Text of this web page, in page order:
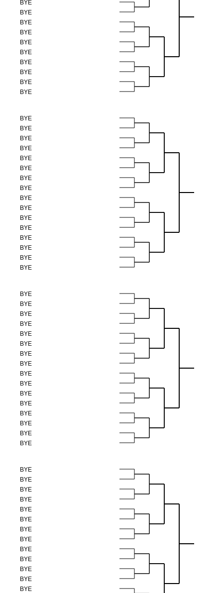
BYE
BYE
BYE
BYE
BYE
BYE
BYE
BYE
BYE
BYE
BYE
BYE
BYE
BYE
BYE
BYE
BYE
BYE
BYE
BYE
BYE
BYE
BYE
BYE
BYE
BYE
BYE
BYE
BYE
BYE
BYE
BYE
BYE
BYE
BYE
BYE
BYE
BYE
BYE
BYE
BYE
BYE
BYE
BYE
BYE
BYE
BYE
BYE
BYE
BYE
BYE
BYE
BYE
BYE
BYE